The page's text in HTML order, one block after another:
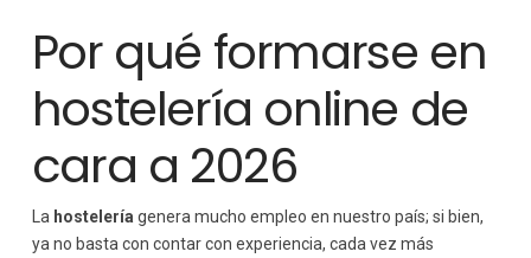
Por qué formarse en
hostelería online de
cara a 2026
La hostelería genera mucho empleo en nuestro país; si bien,
ya no basta con contar con experiencia, cada vez más